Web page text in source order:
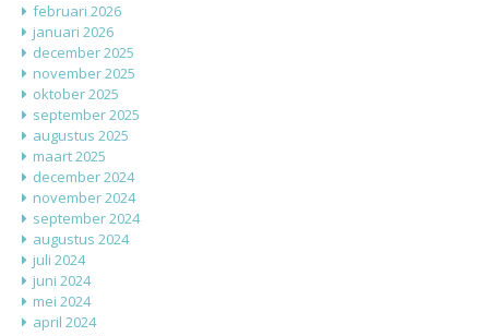
februari 2026
januari 2026
december 2025
november 2025
oktober 2025
september 2025
augustus 2025
maart 2025
december 2024
november 2024
september 2024
augustus 2024
juli 2024
juni 2024
mei 2024
april 2024